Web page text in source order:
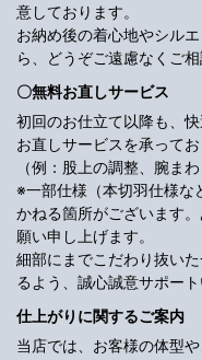
意しております。
お納め後の着心地やシル
ら、どうぞご遠慮なくご相
〇無料お直しサービス
初回のお仕立て以降も、
お直しサービスを承ってお
（例：股上の調整、腕ま
※一部仕様（本切羽仕様な
かねる箇所がございます
願い申し上げます。
細部にまでこだわり抜い
るよう、誠心誠意サポート
仕上がりに関するご案内
当店では、お客様の体型